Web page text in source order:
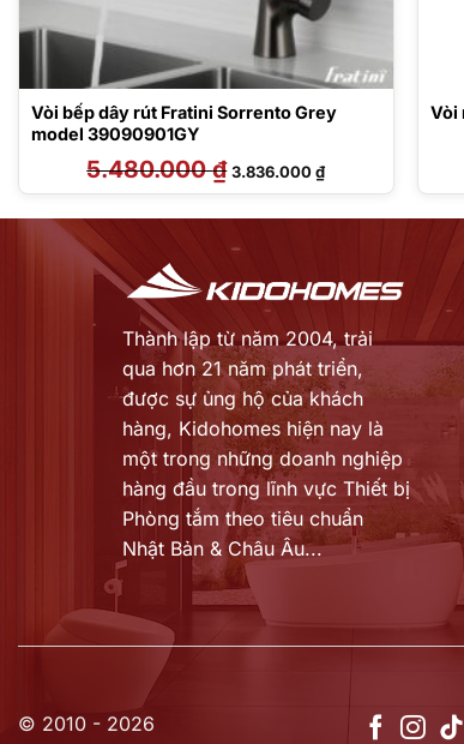
Vòi bếp dây rút Fratini Sorrento Grey
model 39090901GY
5.480.000₫ Giá
gốc
là:
3.836.000₫Giá
hiện
tại
3.836.000 ₫.
Vòi
₫.
Thành lập từ năm 2004, trải
qua hơn 21 năm phát triển,
được sự ủng hộ của khách
hàng, Kidohomes hiện nay là
một trong những doanh nghiệp
hàng đầu trong lĩnh vực Thiết bị
Phòng tắm theo tiêu chuẩn
Nhật Bản & Châu Âu...
© 2010 - 2026